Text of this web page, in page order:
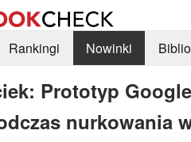
Rankingi Nowinki
Prototyp
nurkowania